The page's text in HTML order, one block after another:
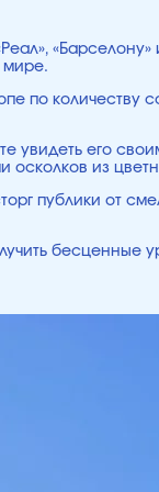
мире.
по количеству
увидеть его
из
публики от
бесценные